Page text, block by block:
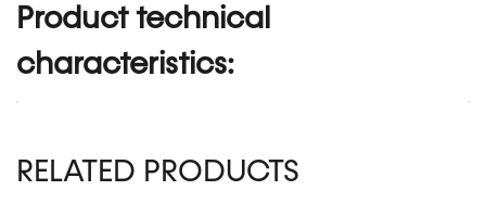
Product technical
characteristics:
RELATED PRODUCTS